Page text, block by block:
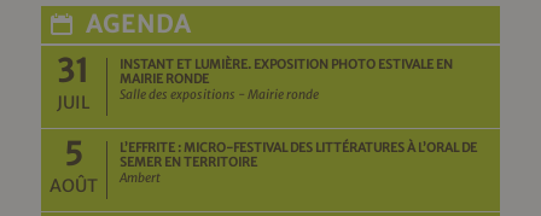
AGENDA
31
JUIL
INSTANT ET LUMIÈRE. EXPOSITION PHOTO ESTIVALE EN
MAIRIE RONDE
Salle des expositions - Mairie ronde
5
AOÛT
L’EFFRITE : MICRO-FESTIVAL DES LITTÉRATURES À L’ORAL DE
SEMER EN TERRITOIRE
Ambert